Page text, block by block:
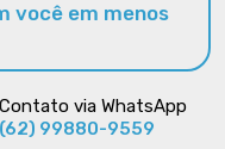
você em menos
Contato via WhatsApp
(62) 99880-9559